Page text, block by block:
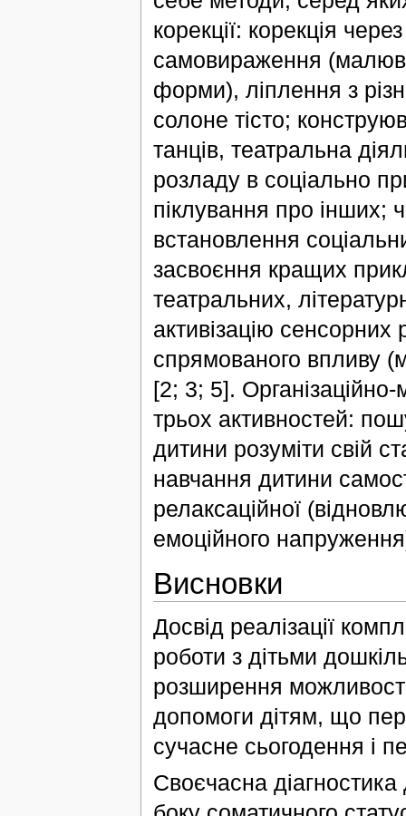
корекції: корекція
самовираження
форми), ліплення з
солоне тісто;
танців, театральна
розладу в соціально
піклування про інших;
встановлення
засвоєння кращих
театральних,
активізацію сенсорних
спрямованого впливу
[2; 3; 5].
трьох активностей:
дитини розуміти свій
навчання дитини
релаксаційної
емоційного
Висновки
Досвід реалізації
роботи з дітьми
розширення
допомоги дітям, що
сучасне сьогодення і
Своєчасна